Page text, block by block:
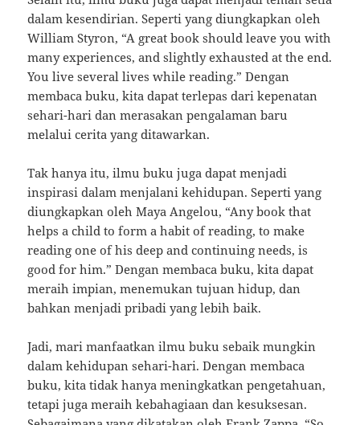
dalam kesendirian. Seperti yang diungkapkan oleh
William Styron, “A great book should leave you with
many experiences, and slightly exhausted at the end.
You live several lives while reading.” Dengan
membaca buku, kita dapat terlepas dari kepenatan
sehari-hari dan merasakan pengalaman baru
melalui cerita yang ditawarkan.
Tak hanya itu, ilmu buku juga dapat menjadi
inspirasi dalam menjalani kehidupan. Seperti yang
diungkapkan oleh Maya Angelou, “Any book that
helps a child to form a habit of reading, to make
reading one of his deep and continuing needs, is
good for him.” Dengan membaca buku, kita dapat
meraih impian, menemukan tujuan hidup, dan
bahkan menjadi pribadi yang lebih baik.
Jadi, mari manfaatkan ilmu buku sebaik mungkin
dalam kehidupan sehari-hari. Dengan membaca
buku, kita tidak hanya meningkatkan pengetahuan,
tetapi juga meraih kebahagiaan dan kesuksesan.